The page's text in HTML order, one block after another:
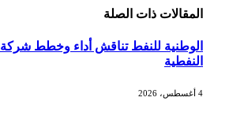
المقالاتذات الصلة
الوطنية للنفط تناقش أداء وخطط شركة
النفطية